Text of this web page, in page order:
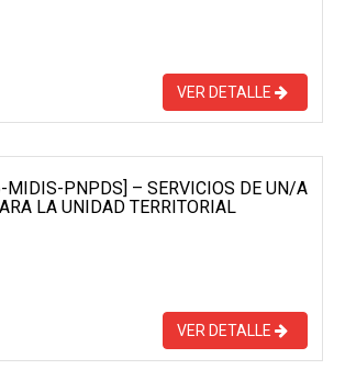
VER DETALLE
MIDIS-PNPDS] – SERVICIOS DE UN/A
LA UNIDAD TERRITORIAL
VER DETALLE